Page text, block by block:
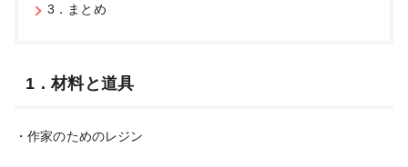
3．まとめ
1．材料と道具
・作家のためのレジン